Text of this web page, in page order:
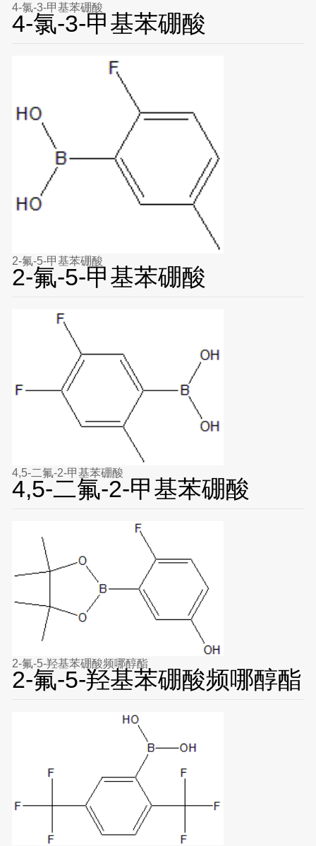
4-氯-3-甲基苯硼酸
4-氯-3-甲基苯硼酸
2-氟-5-甲基苯硼酸
2-氟-5-甲基苯硼酸
4,5-二氟-2-甲基苯硼酸
4,5-二氟-2-甲基苯硼酸
2-氟-5-羟基苯硼酸频哪醇酯
2-氟-5-羟基苯硼酸频哪醇酯